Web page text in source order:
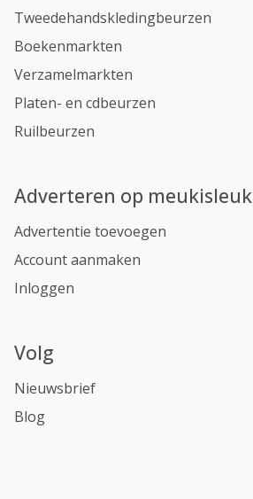
Tweedehandskledingbeurzen
Boekenmarkten
Verzamelmarkten
Platen- en cdbeurzen
Ruilbeurzen
Adverteren op meukisleuk
Advertentie toevoegen
Account aanmaken
Inloggen
Volg
Nieuwsbrief
Blog